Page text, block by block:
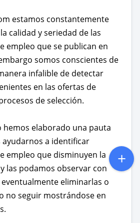
estamos constantemente
calidad y seriedad de las
empleo que se publican en
somos conscientes de
infalible de detectar
en las ofertas de
de selección.
hemos elaborado una pauta
ayudarnos a identificar
empleo que disminuyen la
las podamos observar con
eliminarlas o
no seguir mostrándose en